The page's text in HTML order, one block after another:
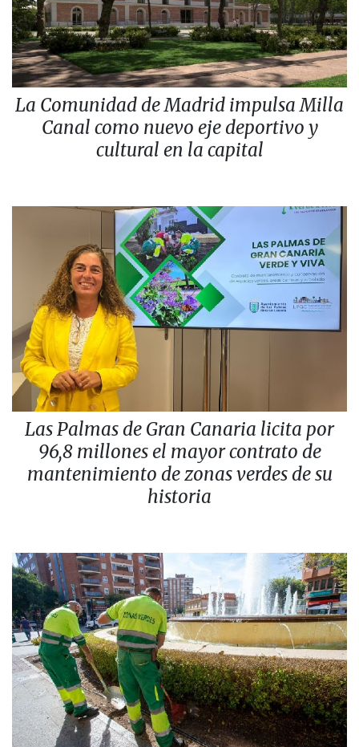
La Comunidad de Madrid impulsa Milla
Canal como nuevo eje deportivo y
cultural en la capital
Las Palmas de Gran Canaria licita por
96,8 millones el mayor contrato de
mantenimiento de zonas verdes de su
historia